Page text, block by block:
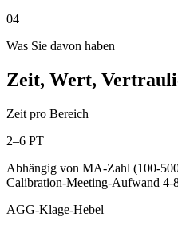
04
Was Sie davon haben
Zeit, Wert,
Zeit pro Bereich
2–6 PT
Abhängig von MA-Zahl (100-
Calibration-Meeting-Aufwand 4-
AGG-Klage-Hebel